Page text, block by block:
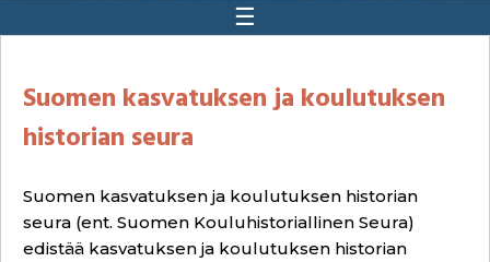
☰
Suomen kasvatuksen ja koulutuksen
historian seura
Suomen kasvatuksen ja koulutuksen historian
seura (ent. Suomen Kouluhistoriallinen Seura)
edistää kasvatuksen ja koulutuksen historian